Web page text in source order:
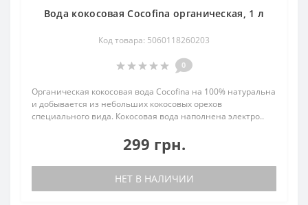
Вода кокосовая Cocofina органическая, 1 л
Код товара: 5060118260203
0
Органическая кокосовая вода Cocofina на 100% натуральна
и добывается из небольших кокосовых орехов
специального вида. Кокосовая вода наполнена электро..
299 грн.
НЕТ В НАЛИЧИИ